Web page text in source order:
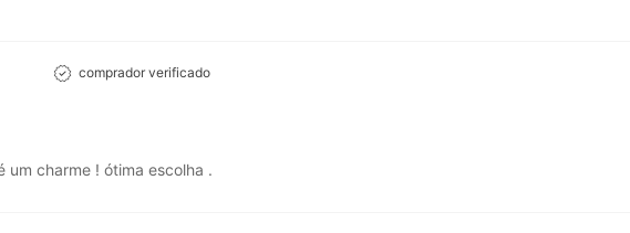
comprador verificado
um charme ! ótima escolha .